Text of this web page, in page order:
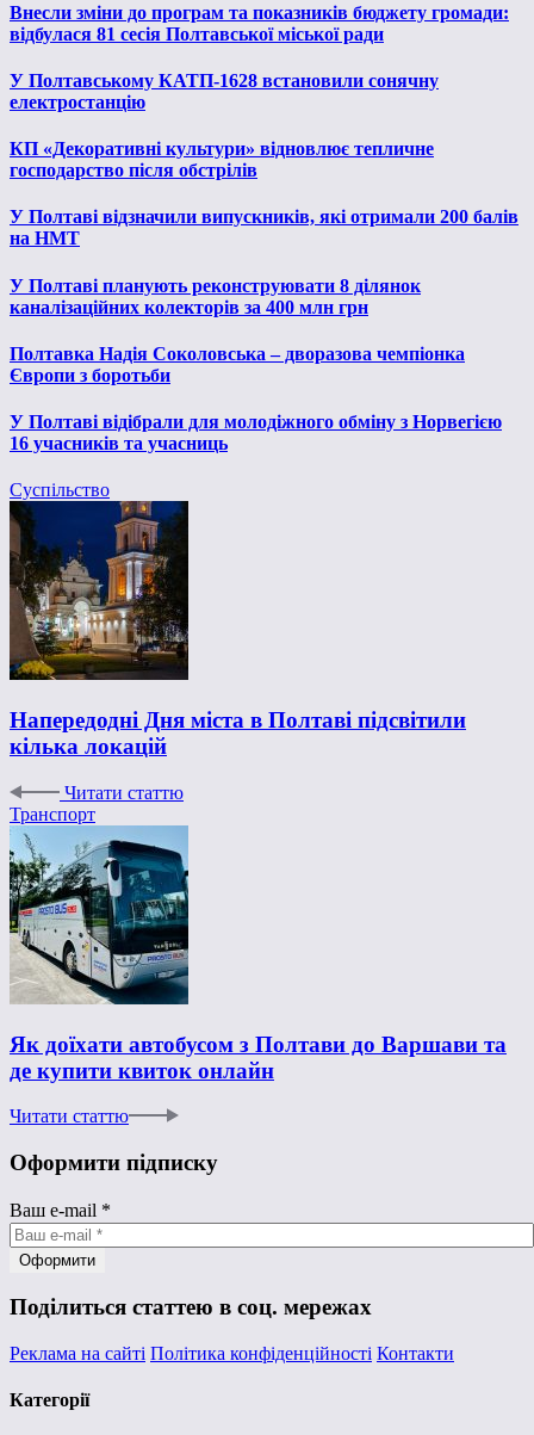
Внесли зміни до програм та показників бюджету громади:
відбулася 81 сесія Полтавської міської ради
У Полтавському КАТП-1628 встановили сонячну
електростанцію
КП «Декоративні культури» відновлює тепличне
господарство після обстрілів
У Полтаві відзначили випускників, які отримали 200 балів
на НМТ
У Полтаві планують реконструювати 8 ділянок
каналізаційних колекторів за 400 млн грн
Полтавка Надія Соколовська – дворазова чемпіонка
Європи з боротьби
У Полтаві відібрали для молодіжного обміну з Норвегією
16 учасників та учасниць
Суспільство
Напередодні Дня міста в Полтаві підсвітили
кілька локацій
Читати статтю
Транспорт
Як доїхати автобусом з Полтави до Варшави та
де купити квиток онлайн
Читати статтю
Оформити підписку
Ваш e-mail *
Поділиться статтею в соц. мережах
Реклама на сайті Політика конфіденційності Контакти
Категорії